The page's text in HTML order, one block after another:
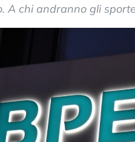
A chi andranno gli